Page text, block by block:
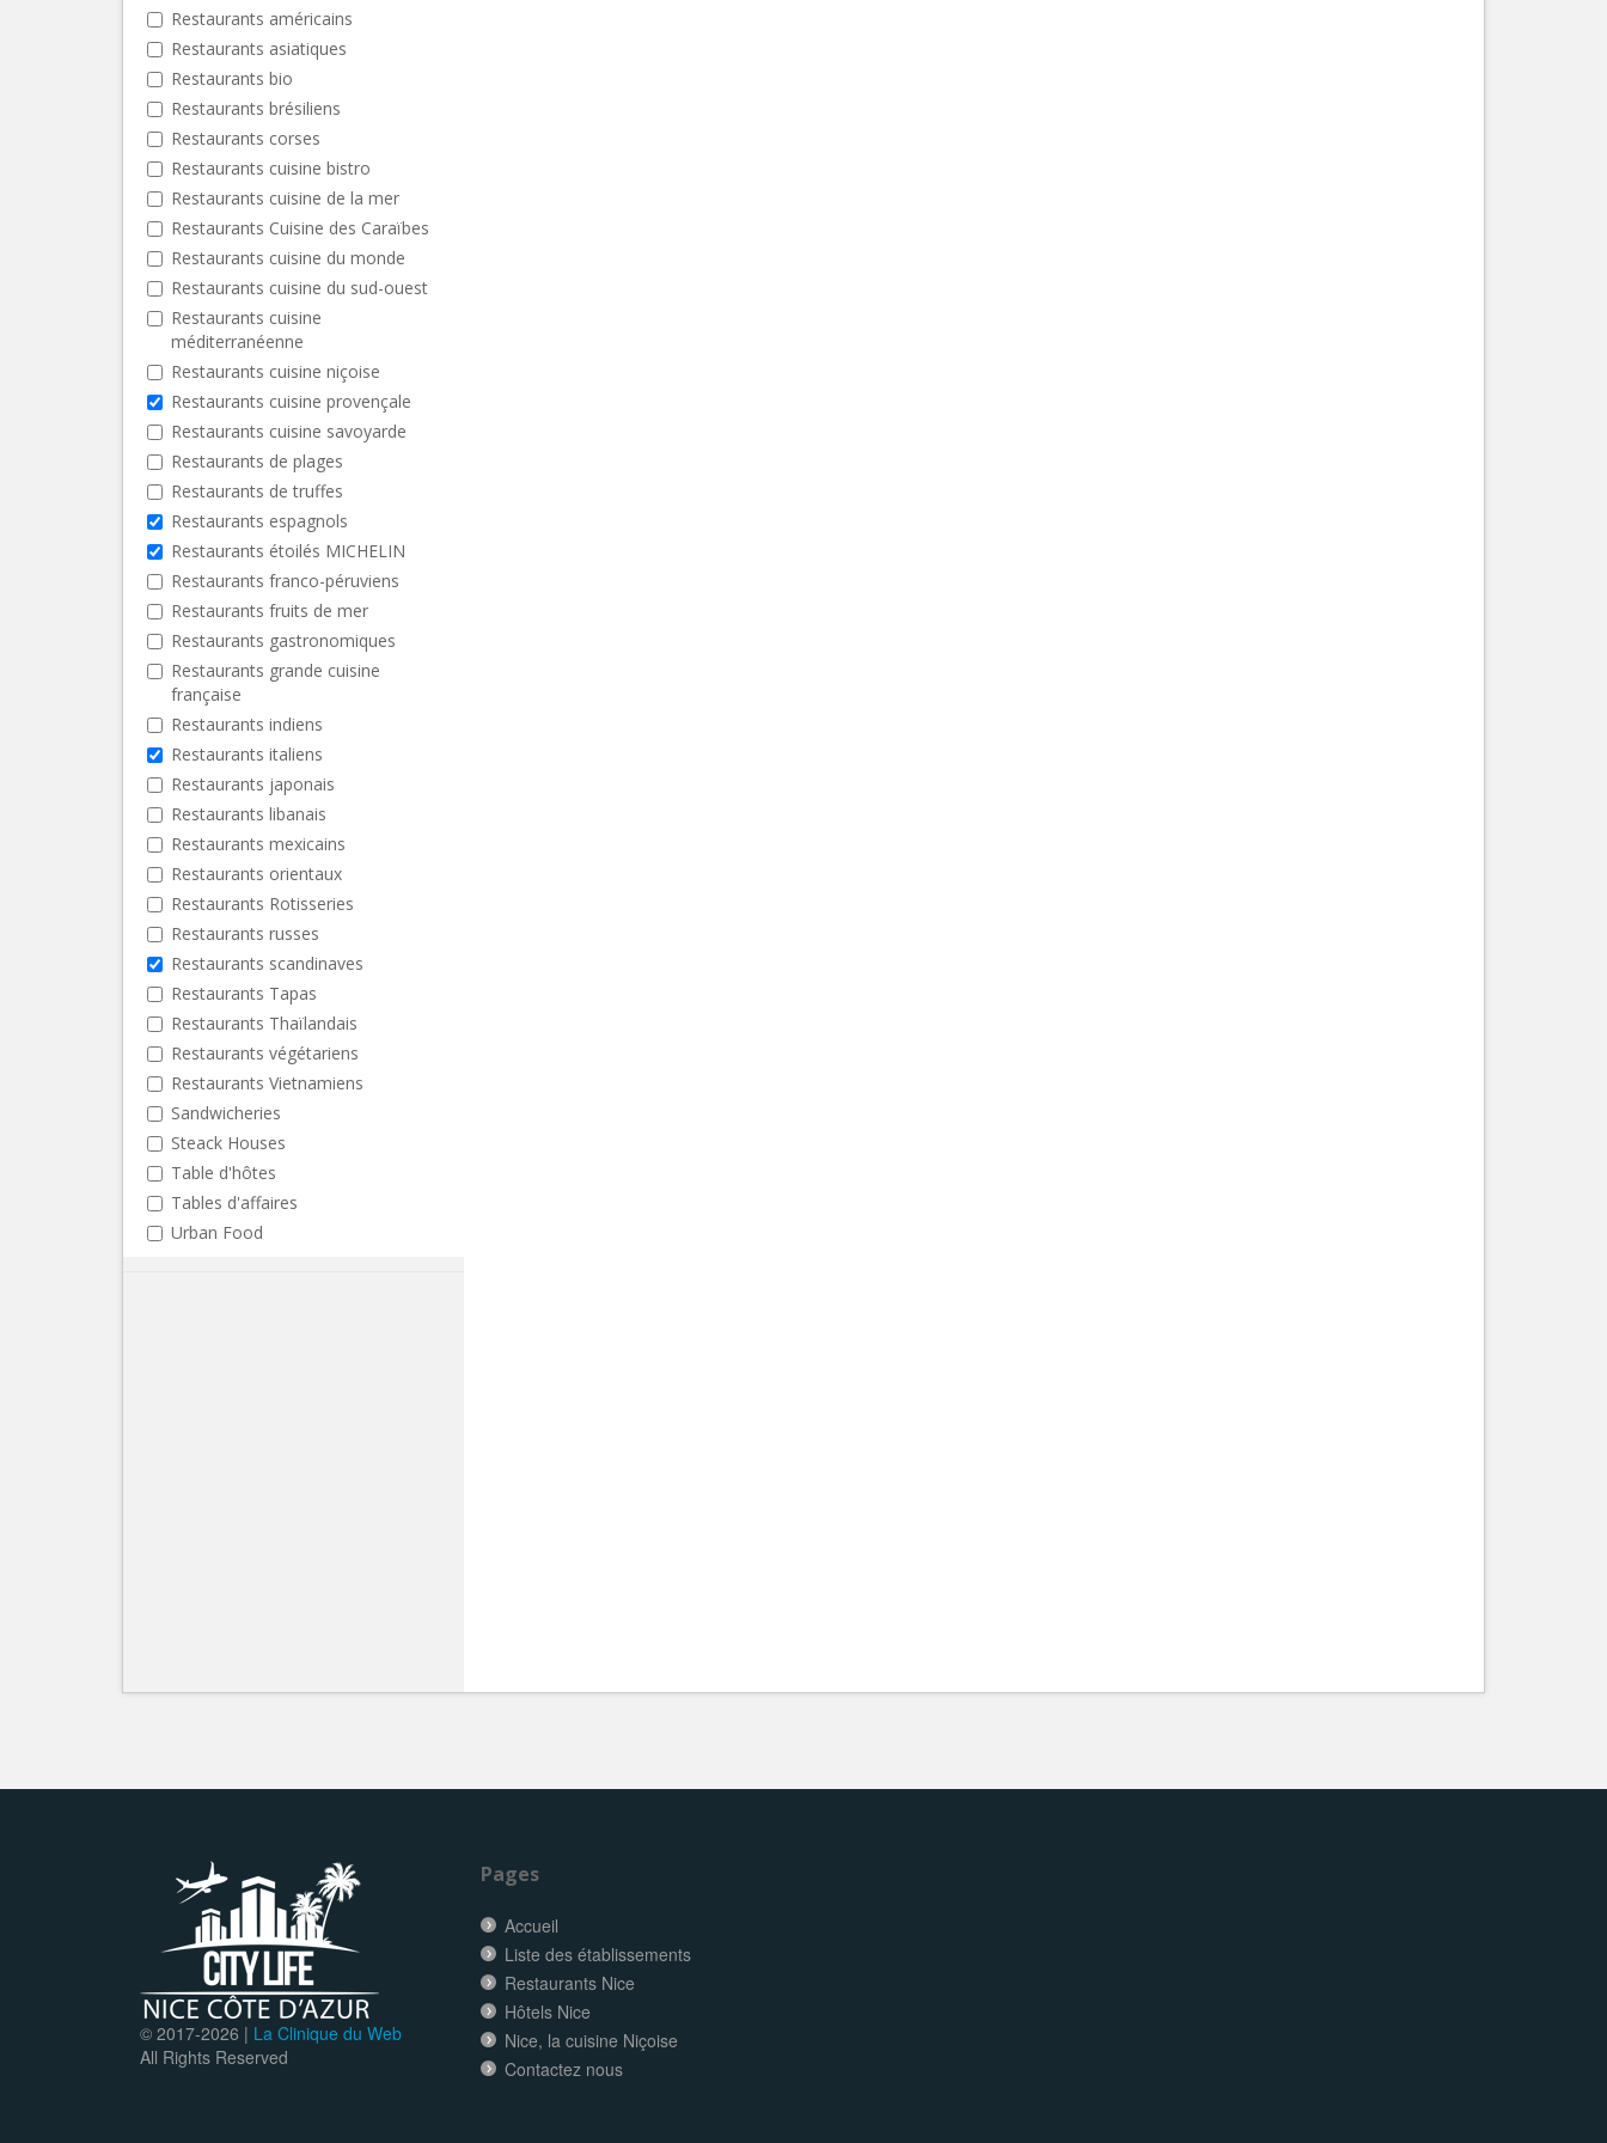
Restaurants américains
Restaurants asiatiques
Restaurants bio
Restaurants brésiliens
Restaurants corses
Restaurants cuisine bistro
Restaurants cuisine de la mer
Restaurants Cuisine des Caraïbes
Restaurants cuisine du monde
Restaurants cuisine du sud-ouest
Restaurants cuisine
méditerranéenne
Restaurants cuisine niçoise
Restaurants cuisine provençale
Restaurants cuisine savoyarde
Restaurants de plages
Restaurants de truffes
Restaurants espagnols
Restaurants étoilés MICHELIN
Restaurants franco-péruviens
Restaurants fruits de mer
Restaurants gastronomiques
Restaurants grande cuisine
française
Restaurants indiens
Restaurants italiens
Restaurants japonais
Restaurants libanais
Restaurants mexicains
Restaurants orientaux
Restaurants Rotisseries
Restaurants russes
Restaurants scandinaves
Restaurants Tapas
Restaurants Thaïlandais
Restaurants végétariens
Restaurants Vietnamiens
Sandwicheries
Steack Houses
Table d'hôtes
Tables d'affaires
Urban Food
© 2017-2026 | La Clinique du Web
All Rights Reserved
Pages
Accueil
Liste des établissements
Restaurants Nice
Hôtels Nice
Nice, la cuisine Niçoise
Contactez nous